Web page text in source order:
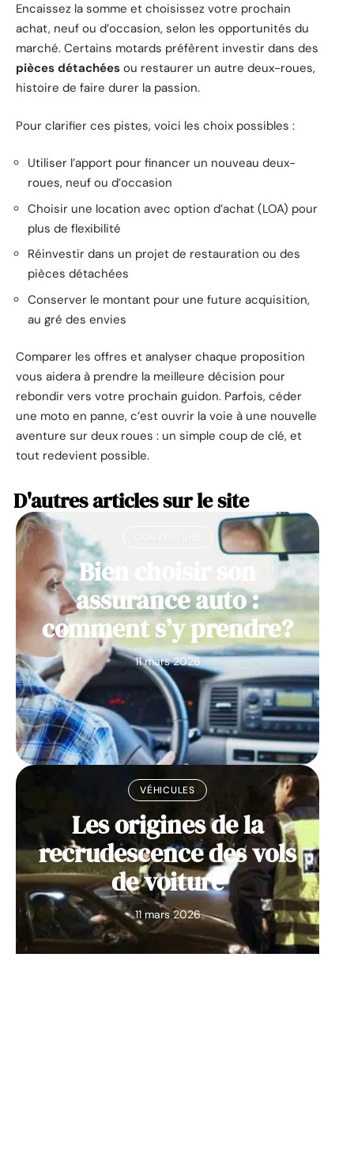
Encaissez la somme et choisissez votre prochain
achat, neuf ou d’occasion, selon les opportunités du
marché. Certains motards préfèrent investir dans des
pièces détachées ou restaurer un autre deux-roues,
histoire de faire durer la passion.
Pour clarifier ces pistes, voici les choix possibles :
Utiliser l’apport pour financer un nouveau deux-
roues, neuf ou d’occasion
Choisir une location avec option d’achat (LOA) pour
plus de flexibilité
Réinvestir dans un projet de restauration ou des
pièces détachées
Conserver le montant pour une future acquisition,
au gré des envies
Comparer les offres et analyser chaque proposition
vous aidera à prendre la meilleure décision pour
rebondir vers votre prochain guidon. Parfois, céder
une moto en panne, c’est ouvrir la voie à une nouvelle
aventure sur deux roues : un simple coup de clé, et
tout redevient possible.
D'autres articles sur le site
Bien choisir son
assurance auto :
comment s’y prendre?
11 mars 2026
VÉHICULES
Les origines de la
recrudescence des vols
de voiture
11 mars 2026